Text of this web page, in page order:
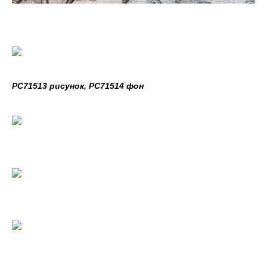
PC71513 рисунок, PC71514 фон